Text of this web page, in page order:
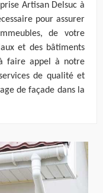
Artisan Delsuc à
pour assurer
de votre
et des bâtiments
faire appel à notre
de qualité et
de façade dans la